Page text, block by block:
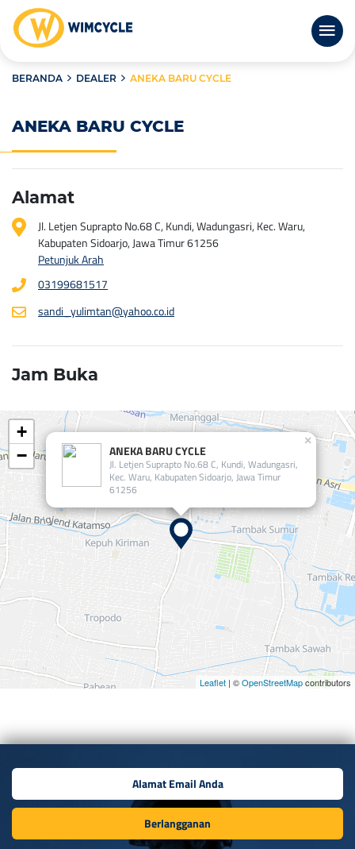
BERANDA DEALER ANEKA BARU CYCLE
ANEKA BARU CYCLE
Alamat
Jl. Letjen Suprapto No.68 C, Kundi, Wadungasri, Kec. Waru,
Kabupaten Sidoarjo, Jawa Timur 61256
Petunjuk Arah
03199681517
sandi_yulimtan@yahoo.co.id
Jam Buka
ANEKA BARU CYCLE
Jl. Letjen Suprapto No.68 C, Kundi, Wadungasri,
Kec. Waru, Kabupaten Sidoarjo, Jawa Timur
61256
×
+
−
Leaflet | ©OpenStreetMapcontributors
Berlangganan